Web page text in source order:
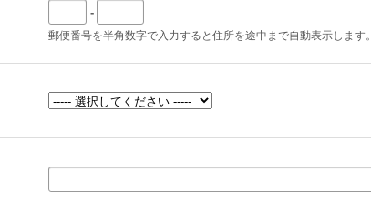
-
郵便番号を半角数字で入力すると住所を途中まで自動表示します。